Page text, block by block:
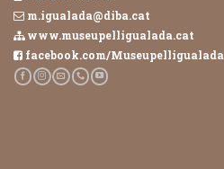
m.igualada@diba.cat
www.museupelligualada.cat
facebook.com/Museupelligualada